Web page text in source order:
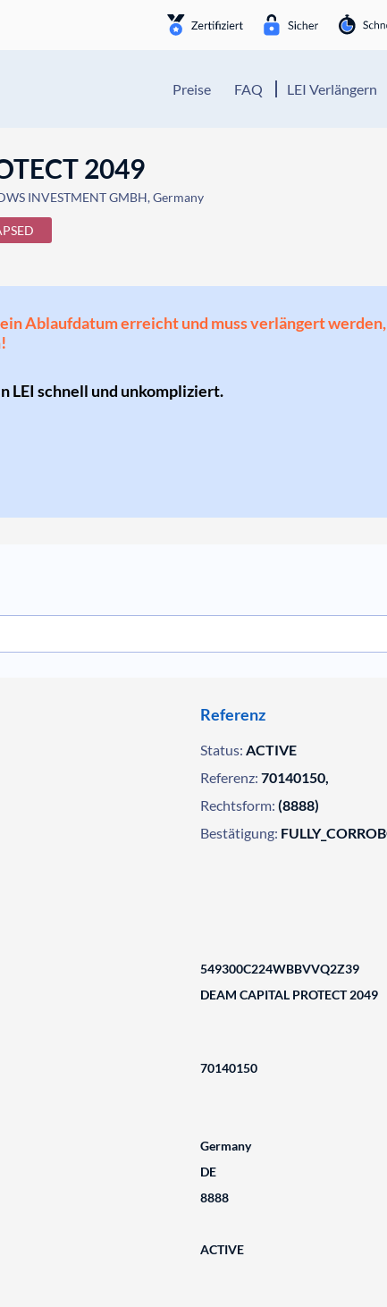
Preise FAQ LEI Verlängern
2049
INVESTMENT GMBH, Germany
Ablaufdatum erreicht und muss verlängert
LEI schnell und unkompliziert.
Referenz
Status: ACTIVE
Referenz: 70140150,
Rechtsform: (8888)
Bestätigung:
549300C224WBBVVQ2Z39
DEAM CAPITAL PROTECT 2049
70140150
Germany
DE
8888
ACTIVE